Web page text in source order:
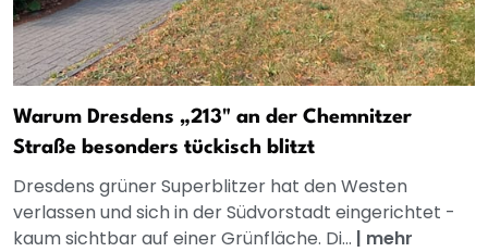
Warum Dresdens „213" an der Chemnitzer
Straße besonders tückisch blitzt
Dresdens grüner Superblitzer hat den Westen
verlassen und sich in der Südvorstadt eingerichtet -
kaum sichtbar auf einer Grünfläche. Di... | mehr